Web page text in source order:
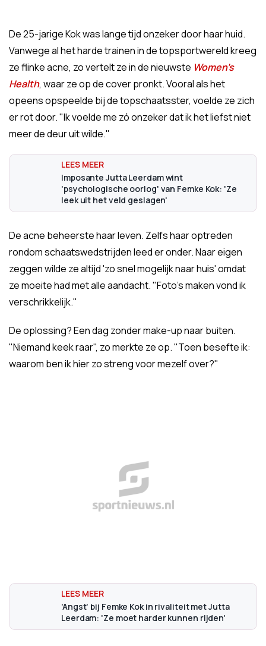
De 25-jarige Kok was lange tijd onzeker door haar huid.
Vanwege al het harde trainen in de topsportwereld kreeg
ze flinke acne, zo vertelt ze in de nieuwste Women's
Health, waar ze op de cover pronkt. Vooral als het
opeens opspeelde bij de topschaatsster, voelde ze zich
er rot door. "Ik voelde me zó onzeker dat ik het liefst niet
meer de deur uit wilde."
Imposante Jutta Leerdam wint
'psychologische oorlog' van Femke Kok: 'Ze
leek uit het veld geslagen'
De acne beheerste haar leven. Zelfs haar optreden
rondom schaatswedstrijden leed er onder. Naar eigen
zeggen wilde ze altijd 'zo snel mogelijk naar huis' omdat
ze moeite had met alle aandacht. "Foto's maken vond ik
verschrikkelijk."
De oplossing? Een dag zonder make-up naar buiten.
"Niemand keek raar", zo merkte ze op. "Toen besefte ik:
waarom ben ik hier zo streng voor mezelf over?"
'Angst' bij Femke Kok in rivaliteit met Jutta
Leerdam: 'Ze moet harder kunnen rijden'